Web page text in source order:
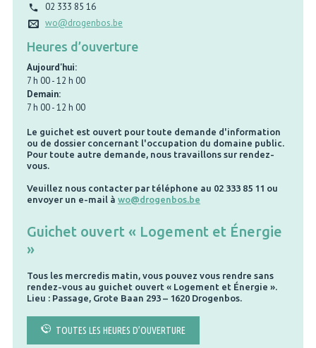
02 333 85 16
wo@drogenbos.be
Heures d’ouverture
Aujourd'hui:
7 h 00-12 h 00
Demain:
7 h 00-12 h 00
Le guichet est ouvert pour toute demande d'information
ou de dossier concernant l'occupation du domaine public.
Pour toute autre demande, nous travaillons sur rendez-
vous.
Veuillez nous contacter par téléphone au 02 333 85 11 ou
envoyer un e-mail à wo@drogenbos.be
Guichet ouvert « Logement et Énergie
»
Tous les mercredis matin, vous pouvez vous rendre sans
rendez-vous au guichet ouvert « Logement et Énergie ».
Lieu : Passage, Grote Baan 293 – 1620 Drogenbos.
TOUTES LES HEURES D’OUVERTURE